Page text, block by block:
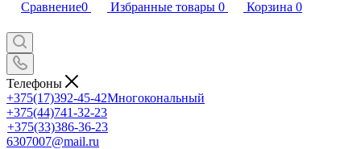
Сравнение0 Избранные товары 0 Корзина 0
Телефоны
+375(17)392-45-42Многокональный
+375(44)741-32-23
+375(33)386-36-23
6307007@mail.ru